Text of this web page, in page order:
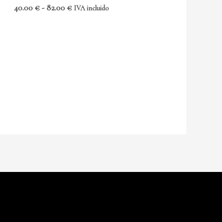
40.00€ - 82.00€ IVA incluido